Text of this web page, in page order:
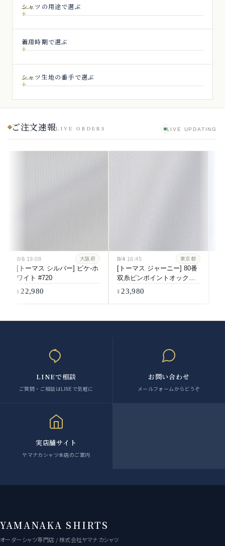
シャツの用途で選ぶ
着用時期で選ぶ
シャツ生地の番手で選ぶ
ご注文速報LIVE ORDERS LIVE UPDATING
8/6 19:08 大阪府
[トーマス シルバー] ピケ-ホ
ワイト #720
22,980
8/4 16:45 東京都
[トーマス ジャーニー] 80番
双糸ピンポイントオックス-
ホワイト #5547
23,980
LINEで相談
ご質問・ご相談はLINEで気軽に
お問い合わせ
メールフォームからどうぞ
実店舗サイト
ヤマナカシャツ本店のご案内
YAMANAKA SHIRTS
オーダーシャツ専門店 / 株式会社ヤマナカシャツ